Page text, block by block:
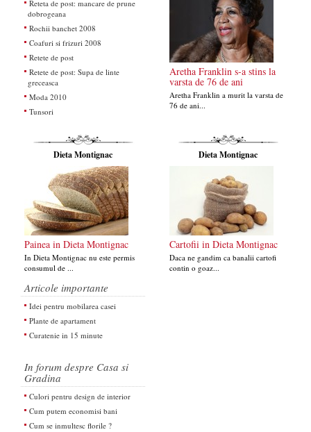
Reteta de post: mancare de prune
dobrogeana
Rochii banchet 2008
Coafuri si frizuri 2008
Retete de post
Retete de post: Supa de linte
greceasca
Moda 2010
Tunsori
Aretha Franklin s-a stins la
varsta de 76 de ani
Aretha Franklin a murit la varsta de
76 de ani...
Dieta Montignac
Painea in Dieta Montignac
In Dieta Montignac nu este permis
consumul de ...
Dieta Montignac
Cartofii in Dieta Montignac
Daca ne gandim ca banalii cartofi
contin o goaz...
Articole importante
Idei pentru mobilarea casei
Plante de apartament
Curatenie in 15 minute
In forum despre Casa si
Gradina
Culori pentru design de interior
Cum putem economisi bani
Cum se inmultesc florile ?